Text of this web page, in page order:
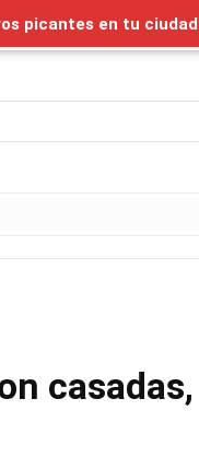
casadas,
picantes en tu